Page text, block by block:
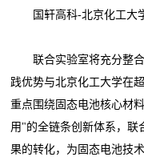
国轩高科-北京化工大学
联合实验室将充分整合
践优势与北京化工大学在
重点围绕固态电池核心材
用"的全链条创新体系，联
果的转化，为固态电池技